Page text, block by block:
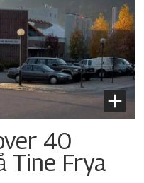
40
Tine Frya